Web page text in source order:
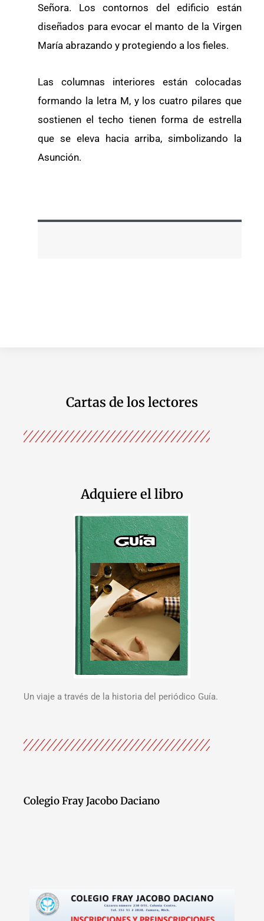
Señora. Los contornos del edificio están
diseñados para evocar el manto de la Virgen
María abrazando y protegiendo a los fieles.
Las columnas interiores están colocadas
formando la letra M, y los cuatro pilares que
sostienen el techo tienen forma de estrella
que se eleva hacia arriba, simbolizando la
Asunción.
Cartas de los lectores
Adquiere el libro
Un viaje a través de la historia del periódico Guía.
Colegio Fray Jacobo Daciano